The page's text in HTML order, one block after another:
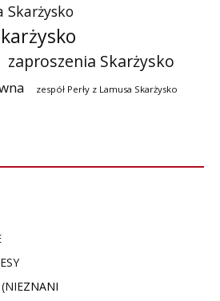
Skarżysko
zaproszenia Skarżysko
zespół Perły z Lamusa Skarżysko
ZNANI